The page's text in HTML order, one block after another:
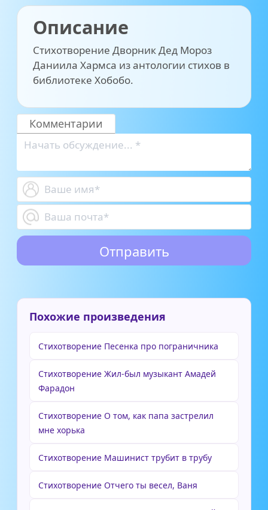
Описание
Стихотворение Дворник Дед Мороз
Даниила Хармса из антологии стихов в
библиотеке Хобобо.
Комментарии
Похожие произведения
Стихотворение Песенка про пограничника
Стихотворение Жил-был музыкант Амадей
Фарадон
Стихотворение О том, как папа застрелил
мне хорька
Стихотворение Машинист трубит в трубу
Стихотворение Отчего ты весел, Ваня